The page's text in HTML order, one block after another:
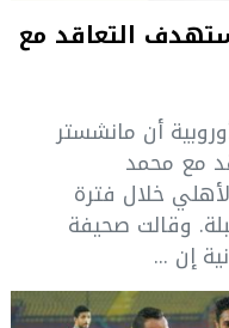
التعاقد مع
أن مانشستر
مع محمد
خلال فترة
وقالت صحيفة
إن ...